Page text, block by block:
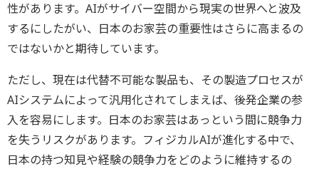
性があります。AIがサイバー空間から現実の世界へと波及
するにしたがい、日本のお家芸の重要性はさらに高まるの
ではないかと期待しています。
ただし、現在は代替不可能な製品も、その製造プロセスが
AIシステムによって汎用化されてしまえば、後発企業の参
入を容易にします。日本のお家芸はあっという間に競争力
を失うリスクがあります。フィジカルAIが進化する中で、
日本の持つ知見や経験の競争力をどのように維持するの